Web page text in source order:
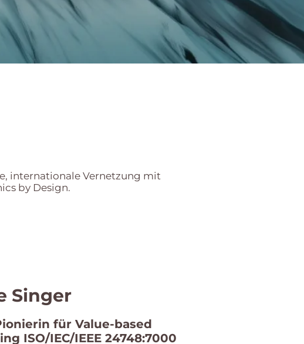
internationale Vernetzung mit
by Design.
Singer
für Value-based
ISO/IEC/IEEE 24748:7000